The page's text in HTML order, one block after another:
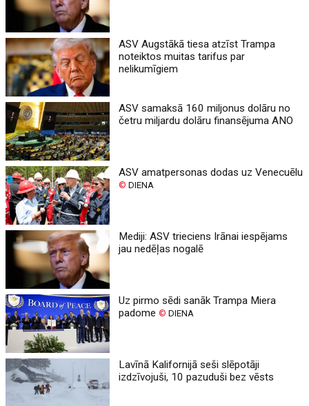
ASV Augstākā tiesa atzīst Trampa
noteiktos muitas tarifus par
nelikumīgiem
ASV samaksā 160 miljonus dolāru no
četru miljardu dolāru finansējuma ANO
ASV amatpersonas dodas uz Venecuēlu
© DIENA
Mediji: ASV trieciens Irānai iespējams
jau nedēļas nogalē
Uz pirmo sēdi sanāk Trampa Miera
padome© DIENA
Lavīnā Kalifornijā seši slēpotāji
izdzīvojuši, 10 pazuduši bez vēsts